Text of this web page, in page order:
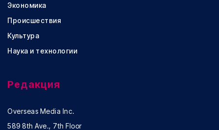
Экономика
Происшествия
Культура
Наука и технологии
Редакция
Overseas Media Inc.
589 8th Ave., 7th Floor